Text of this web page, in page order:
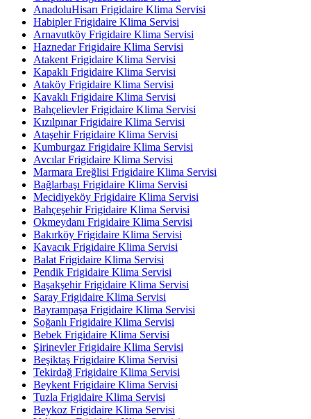
AnadoluHisarı Frigidaire Klima Servisi
Habipler Frigidaire Klima Servisi
Arnavutköy Frigidaire Klima Servisi
Haznedar Frigidaire Klima Servisi
Atakent Frigidaire Klima Servisi
Kapaklı Frigidaire Klima Servisi
Ataköy Frigidaire Klima Servisi
Kavaklı Frigidaire Klima Servisi
Bahçelievler Frigidaire Klima Servisi
Kızılpınar Frigidaire Klima Servisi
Ataşehir Frigidaire Klima Servisi
Kumburgaz Frigidaire Klima Servisi
Avcılar Frigidaire Klima Servisi
Marmara Ereğlisi Frigidaire Klima Servisi
Bağlarbaşı Frigidaire Klima Servisi
Mecidiyeköy Frigidaire Klima Servisi
Bahçeşehir Frigidaire Klima Servisi
Okmeydanı Frigidaire Klima Servisi
Bakırköy Frigidaire Klima Servisi
Kavacık Frigidaire Klima Servisi
Balat Frigidaire Klima Servisi
Pendik Frigidaire Klima Servisi
Başakşehir Frigidaire Klima Servisi
Saray Frigidaire Klima Servisi
Bayrampaşa Frigidaire Klima Servisi
Soğanlı Frigidaire Klima Servisi
Bebek Frigidaire Klima Servisi
Şirinevler Frigidaire Klima Servisi
Beşiktaş Frigidaire Klima Servisi
Tekirdağ Frigidaire Klima Servisi
Beykent Frigidaire Klima Servisi
Tuzla Frigidaire Klima Servisi
Beykoz Frigidaire Klima Servisi